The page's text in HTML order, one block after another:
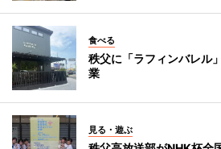
食べる
秩父に「ラフィンバレ
業
見る・遊ぶ